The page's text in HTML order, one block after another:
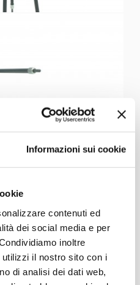
Informazioni sui cookie
contenuti ed
dei social media e per
inoltre
il nostro sito con i
di analisi dei dati web,